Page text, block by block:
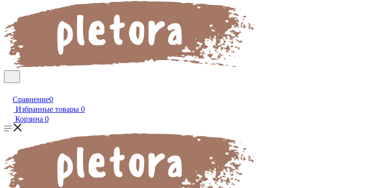
Сравнение0
Избранные товары 0
Корзина 0